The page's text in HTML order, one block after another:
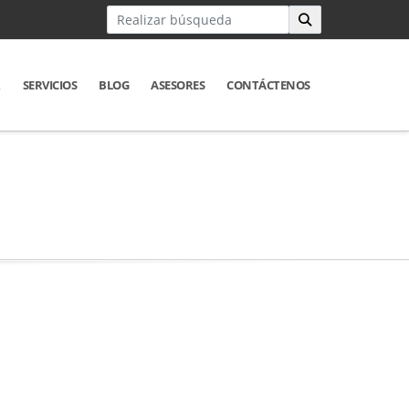
SERVICIOS BLOG ASESORES CONTÁCTENOS